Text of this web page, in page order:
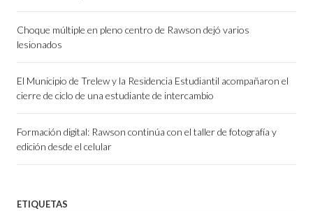
Choque múltiple en pleno centro de Rawson dejó varios
lesionados
El Municipio de Trelew y la Residencia Estudiantil acompañaron el
cierre de ciclo de una estudiante de intercambio
Formación digital: Rawson continúa con el taller de fotografía y
edición desde el celular
ETIQUETAS